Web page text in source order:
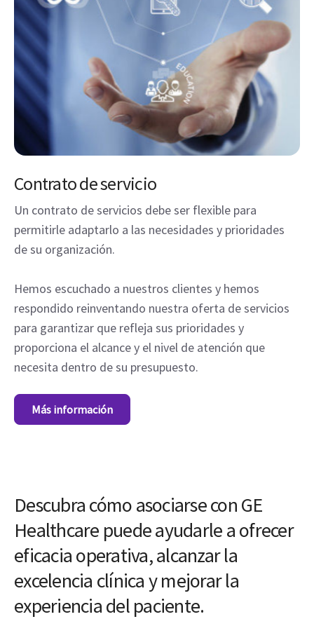
Contrato de servicio
Un contrato de servicios debe ser flexible para
permitirle adaptarlo a las necesidades y prioridades
de su organización.
Hemos escuchado a nuestros clientes y hemos
respondido reinventando nuestra oferta de servicios
para garantizar que refleja sus prioridades y
proporciona el alcance y el nivel de atención que
necesita dentro de su presupuesto.
Más información
Descubra cómo asociarse con GE
Healthcare puede ayudarle a ofrecer
eficacia operativa, alcanzar la
excelencia clínica y mejorar la
experiencia del paciente.